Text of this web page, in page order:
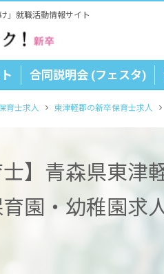
」就職活動情報サイト
合同説明会 (フェスタ)
育士求人 東津軽郡の新卒保育士求人
士】青森県東津
園・幼稚園求